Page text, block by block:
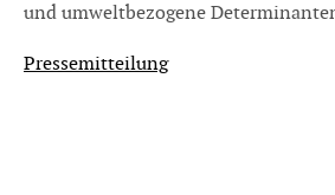
und umweltbezogene
Pressemitteilung